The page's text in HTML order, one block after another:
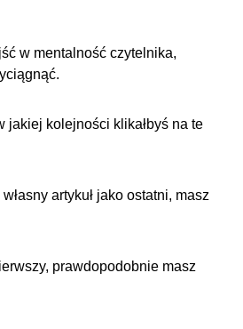
w mentalność czytelnika,
jakiej kolejności klikałbyś na te
artykuł jako ostatni, masz
prawdopodobnie masz